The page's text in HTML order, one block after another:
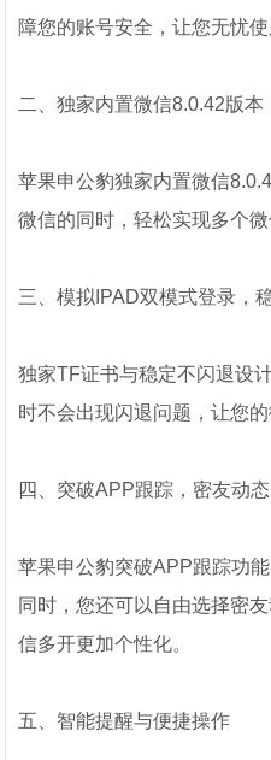
障您的账号安全，让您无忧使
二、独家内置微信8.0.42版本
苹果申公豹独家内置微信
微信的同时，轻松实现多个微
三、模拟IPAD双模式登录，
独家TF证书与稳定不闪退设
时不会出现闪退问题，让您
四、突破APP跟踪，密友动
苹果申公豹突破APP跟踪功
同时，您还可以自由选择密
信多开更加个性化。
五、智能提醒与便捷操作